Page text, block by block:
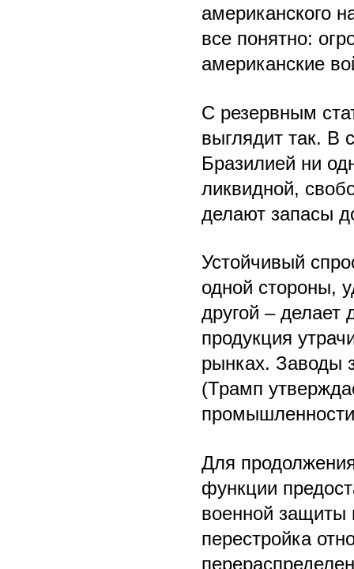
американского
все понятно:
американские
С резервным
выглядит так. В
Бразилией ни
ликвидной,
делают запасы
Устойчивый
одной стороны,
другой –
продукция
рынках. Заводы
(Трамп
Для
функции
военной защиты
перестройка